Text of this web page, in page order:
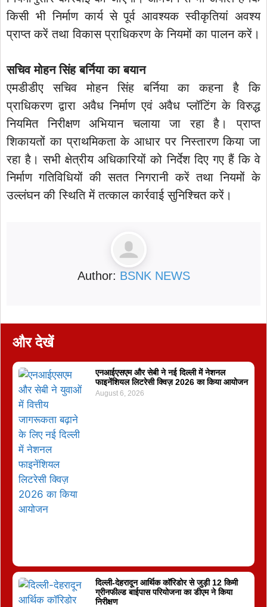
किसी भी निर्माण कार्य से पूर्व आवश्यक स्वीकृतियां अवश्य
प्राप्त करें तथा विकास प्राधिकरण के नियमों का पालन करें।
सचिव मोहन सिंह बर्निया का बयान
एमडीडीए सचिव मोहन सिंह बर्निया का कहना है कि
प्राधिकरण द्वारा अवैध निर्माण एवं अवैध प्लॉटिंग के विरुद्ध
नियमित निरीक्षण अभियान चलाया जा रहा है। प्राप्त
शिकायतों का प्राथमिकता के आधार पर निस्तारण किया जा
रहा है। सभी क्षेत्रीय अधिकारियों को निर्देश दिए गए हैं कि वे
निर्माण गतिविधियों की सतत निगरानी करें तथा नियमों के
उल्लंघन की स्थिति में तत्काल कार्रवाई सुनिश्चित करें।
Author: BSNK NEWS
और देखें
एनआईएसएम और सेबी ने नई दिल्ली में नेशनल
फाइनेंशियल लिटरेसी क्विज़ 2026 का किया आयोजन
August 6, 2026
दिल्ली-देहरादून आर्थिक कॉरिडोर से जुड़ी 12 किमी
ग्रीनफील्ड बाईपास परियोजना का डीएम ने किया
निरीक्षण